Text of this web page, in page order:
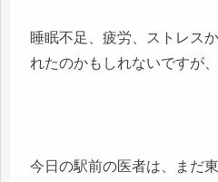
睡眠不足、疲労、ストレス
れたのかもしれないですが、
今日の駅前の医者は、まだ